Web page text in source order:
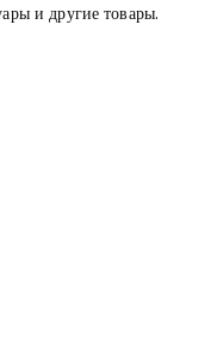
и другие товары.